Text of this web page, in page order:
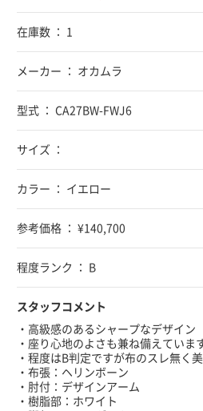
在庫数 ： 1
メーカー ： オカムラ
型式 ： CA27BW-FWJ6
サイズ ：
カラー ： イエロー
参考価格 ： ¥140,700
程度ランク ： B
スタッフコメント
・高級感のあるシャープなデザイン
・座り心地のよさも兼ね備えていま
・程度はB判定ですが布のスレ無く
・布張：ヘリンボーン
・肘付：デザインアーム
・樹脂部：ホワイト